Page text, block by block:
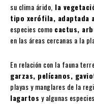
su clima árido, la
tipo xerófila, adaptada
especies como cactus,
en las áreas cercanas a la
En relación con la fauna
garzas, pelícanos,
playas y manglares de la
lagartos y algunas